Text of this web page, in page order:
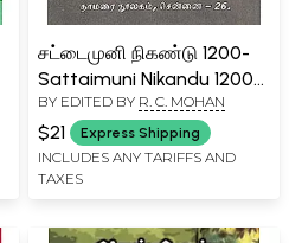
சட்டைமுனி நிகண்டு 1200-
Sattaimuni Nikandu 1200
(Tamil)
BY EDITED BY R. C. MOHAN
$21 Express Shipping
INCLUDES ANY TARIFFS AND
TAXES